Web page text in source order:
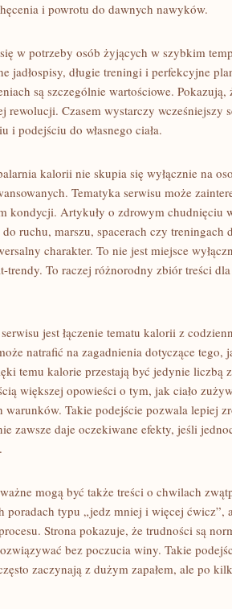
i powrotu do dawnych nawyków.
w potrzeby osób żyjących w szybkim
jadłospisy, długie treningi i perfekcyjne
są szczególnie wartościowe. Pokazują,
rewolucji. Czasem wystarczy wcześniejszy
i podejściu do własnego ciała.
kalorii nie skupia się wyłącznie na
Tematyka serwisu może
kondycji. Artykuły o zdrowym chudnięciu
ruchu, marszu, spacerach czy treningach
charakter. To nie jest miejsce
trendy. To raczej różnorodny zbiór treści
jest łączenie tematu kalorii z
natrafić na zagadnienia dotyczące tego,
temu kalorie przestają być jedynie liczbą
większej opowieści o tym, jak ciało
warunków. Takie podejście pozwala lepiej
zawsze daje oczekiwane efekty, jeśli
mogą być także treści o chwilach
poradach typu „jedz mniej i więcej ćwicz”,
Strona pokazuje, że trudności są
bez poczucia winy. Takie
zaczynają z dużym zapałem, ale po